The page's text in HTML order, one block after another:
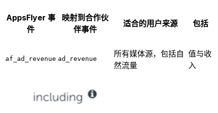
AppsFlyer 事
件
映射到合作伙
伴事件
适合的用户来源 包括
af_ad_revenue ad_revenue
所有媒体源，包括自
然流量
值与收
入